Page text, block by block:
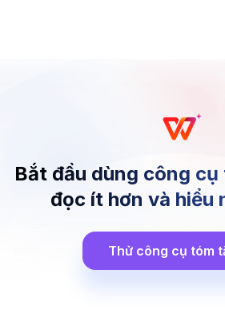
Bắt đầu dùng công
đọc ít hơn và hiểu
Thử công cụ tóm